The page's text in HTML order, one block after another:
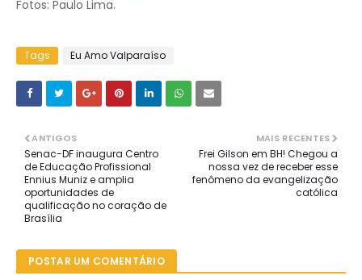
Fotos: Paulo Lima.
Tags Eu Amo Valparaíso
MAIS RECENTES
Frei Gilson em BH! Chegou a
nossa vez de receber esse
fenômeno da evangelização
católica
ANTIGOS
Senac-DF inaugura Centro
de Educação Profissional
Ennius Muniz e amplia
oportunidades de
qualificação no coração de
Brasília
POSTAR UM COMENTÁRIO